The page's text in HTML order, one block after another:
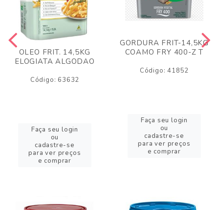
OLEO FRIT. 14,5KG
ELOGIATA ALGODAO
Código: 63632
Faça seu login
ou
cadastre-se
para ver preços
e comprar
GORDURA FRIT-14,5KG
COAMO FRY 400-Z T
Código: 41852
Faça seu login
ou
cadastre-se
para ver preços
e comprar